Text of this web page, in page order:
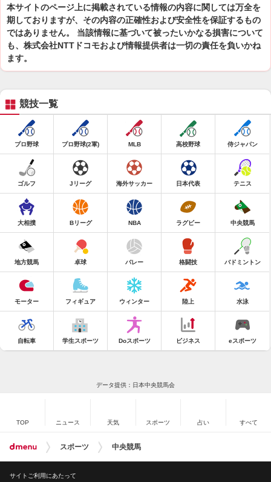
本サイトのページ上に掲載されている情報の内容に関しては万全を
期しておりますが、その内容の正確性および安全性を保証するもの
ではありません。 当該情報に基づいて被ったいかなる損害について
も、株式会社NTTドコモおよび情報提供者は一切の責任を負いかね
ます。
競技一覧
プロ野球 プロ野球(2軍) MLB 高校野球 侍ジャパン
ゴルフ Jリーグ 海外サッカー 日本代表 テニス
大相撲 Bリーグ NBA ラグビー 中央競馬
地方競馬 卓球 バレー 格闘技 バドミントン
モーター フィギュア ウィンター 陸上 水泳
自転車 学生スポーツ Doスポーツ ビジネス eスポーツ
データ提供：日本中央競馬会
TOP ニュース 天気 スポーツ 占い すべて
スポーツ 中央競馬
サイトご利用にあたって